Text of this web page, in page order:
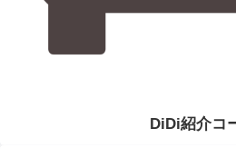
DiDi紹介コ